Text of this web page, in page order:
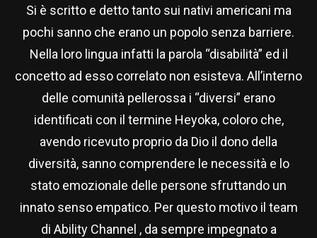
Si è scritto e detto tanto sui nativi americani ma
pochi sanno che erano un popolo senza barriere.
Nella loro lingua infatti la parola “disabilità” ed il
concetto ad esso correlato non esisteva. All’interno
delle comunità pellerossa i “diversi” erano
identificati con il termine Heyoka, coloro che,
avendo ricevuto proprio da Dio il dono della
diversità, sanno comprendere le necessità e lo
stato emozionale delle persone sfruttando un
innato senso empatico. Per questo motivo il team
di Ability Channel , da sempre impegnato a